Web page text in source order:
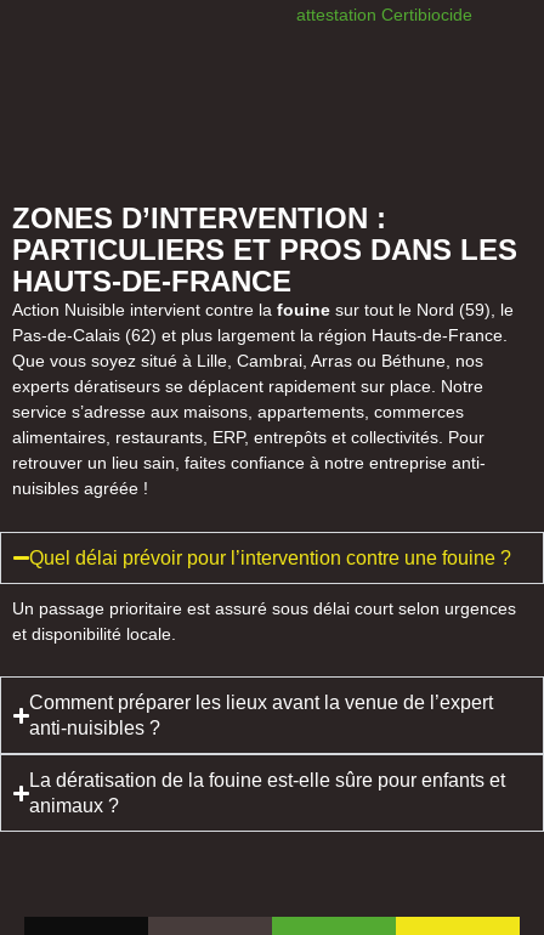
attestation Certibiocide
ZONES D’INTERVENTION :
PARTICULIERS ET PROS DANS LES
HAUTS-DE-FRANCE
Action Nuisible intervient contre la fouine sur tout le Nord (59), le
Pas-de-Calais (62) et plus largement la région Hauts-de-France.
Que vous soyez situé à Lille, Cambrai, Arras ou Béthune, nos
experts dératiseurs se déplacent rapidement sur place. Notre
service s’adresse aux maisons, appartements, commerces
alimentaires, restaurants, ERP, entrepôts et collectivités. Pour
retrouver un lieu sain, faites confiance à notre entreprise anti-
nuisibles agréée !
Quel délai prévoir pour l’intervention contre une fouine ?
Un passage prioritaire est assuré sous délai court selon urgences
et disponibilité locale.
Comment préparer les lieux avant la venue de l’expert
anti-nuisibles ?
La dératisation de la fouine est-elle sûre pour enfants et
animaux ?